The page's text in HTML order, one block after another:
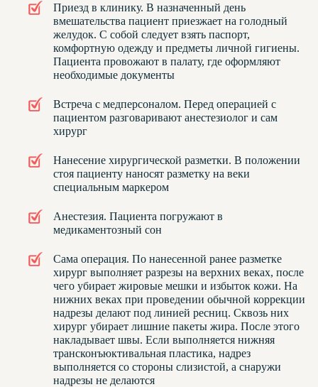
Приезд в клинику. В назначенный день
вмешательства пациент приезжает на голодный
желудок. С собой следует взять паспорт,
комфортную одежду и предметы личной гигиены.
Пациента провожают в палату, где оформляют
необходимые документы
Встреча с медперсоналом. Перед операцией с
пациентом разговаривают анестезиолог и сам
хирург
Нанесение хирургической разметки. В положении
стоя пациенту наносят разметку на веки
специальным маркером
Анестезия. Пациента погружают в
медикаментозный сон
Сама операция. По нанесенной ранее разметке
хирург выполняет разрезы на верхних веках, после
чего убирает жировые мешки и избыток кожи. На
нижних веках при проведении обычной коррекции
надрезы делают под линией ресниц. Сквозь них
хирург убирает лишние пакеты жира. После этого
накладывает швы. Если выполняется нижняя
трансконъюктивальная пластика, надрез
выполняется со стороны слизистой, а снаружи
надрезы не делаются